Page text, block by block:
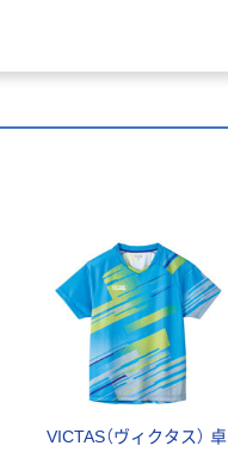
VICTAS（ヴィクタス） 卓